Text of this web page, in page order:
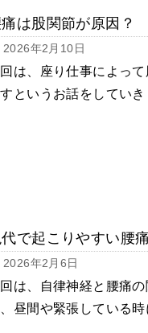
は股関節が原因？
2026年2月10日
は、座り仕事によっ
というお話をしてい
で起こりやすい腰痛
2026年2月6日
は、自律神経と腰痛
昼間や緊張している